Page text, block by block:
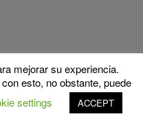
mejorar su experiencia.
esto, no obstante, puede
settings ACCEPT